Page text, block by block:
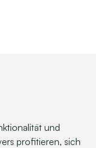
und
profitieren, sich